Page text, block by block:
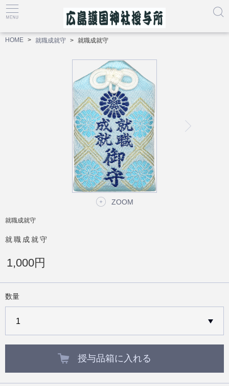
HOME 就職成就守 就職成就守
ZOOM
就職成就守
就職成就守
1,000円
数量
授与品箱に入れる